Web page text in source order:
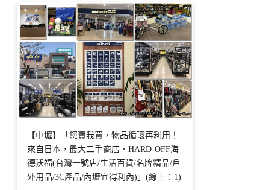
【中壢】「您賣我買，物品循環再利用！
來自日本，最大二手商店．HARD-OFF海
德沃福(台灣一號店/生活百貨/名牌精品/戶
外用品/3C產品/內壢宜得利內)」(線上：1)